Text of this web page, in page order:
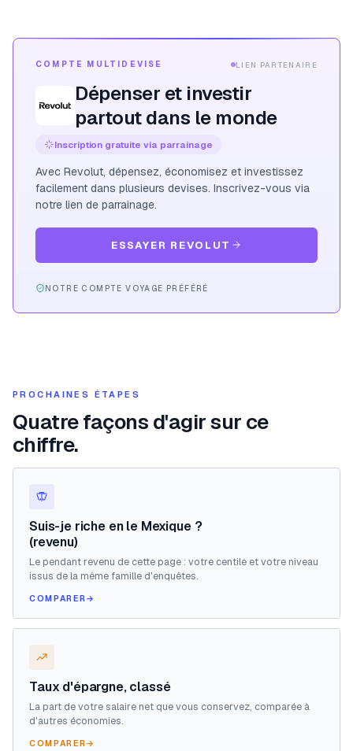
COMPTE MULTIDEVISE LIEN PARTENAIRE
Dépenser et investir
partout dans le monde
Inscription gratuite via parrainage
Avec Revolut, dépensez, économisez et investissez
facilement dans plusieurs devises. Inscrivez-vous via
notre lien de parrainage.
ESSAYER REVOLUT
NOTRE COMPTE VOYAGE PRÉFÉRÉ
PROCHAINES ÉTAPES
Quatre façons d'agir sur ce
chiffre.
Suis-je riche en le Mexique ?
(revenu)
Le pendant revenu de cette page : votre centile et votre niveau
issus de la même famille d'enquêtes.
COMPARER→
Taux d'épargne, classé
La part de votre salaire net que vous conservez, comparée à
d'autres économies.
COMPARER→